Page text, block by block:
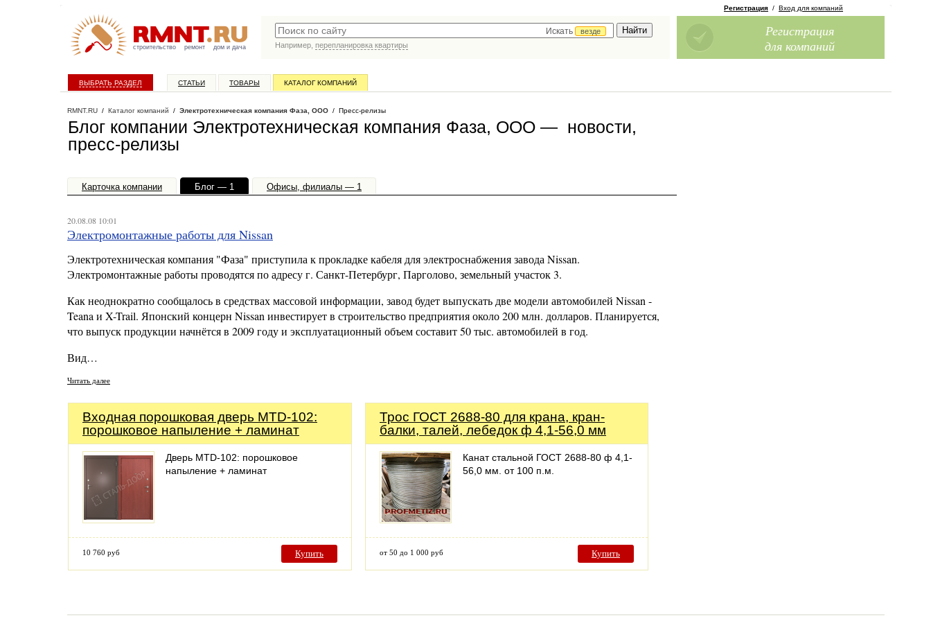
строительство ремонт дом и дача
Искать
везде
Например, перепланировка квартиры
Регистрация / Вход для компаний
Регистрация
для компаний
ВЫБРАТЬ РАЗДЕЛ СТАТЬИ ТОВАРЫ КАТАЛОГ КОМПАНИЙ
RMNT.RU / Каталог компаний / Электротехническая компания Фаза, ООО / Пресс-релизы
Блог компании Электротехническая компания Фаза, ООО — новости,
пресс-релизы
Карточка компании Блог — 1 Офисы, филиалы — 1
20.08.08 10:01
Электромонтажные работы для Nissan
Электротехническая компания "Фаза" приступила к прокладке кабеля для электроснабжения завода Nissan.
Электромонтажные работы проводятся по адресу г. Санкт-Петербург, Парголово, земельный участок 3.
Как неоднократно сообщалось в средствах массовой информации, завод будет выпускать две модели автомобилей Nissan -
Teana и X-Trail. Японский концерн Nissan инвестирует в строительство предприятия около 200 млн. долларов. Планируется,
что выпуск продукции начнётся в 2009 году и эксплуатационный объем составит 50 тыс. автомобилей в год.
Вид…
Читать далее
Входная порошковая дверь MTD-102:
порошковое напыление + ламинат
Дверь MTD-102: порошковое
напыление + ламинат
10 760 руб Купить
Трос ГОСТ 2688-80 для крана, кран-
балки, талей, лебедок ф 4,1-56,0 мм
Канат стальной ГОСТ 2688-80 ф 4,1-
56,0 мм. от 100 п.м.
от 50 до 1 000 руб Купить